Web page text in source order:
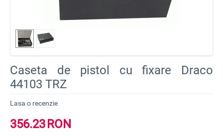
Caseta de pistol cu fixare Draco
44103 TRZ
Lasa o recenzie
356.23 RON